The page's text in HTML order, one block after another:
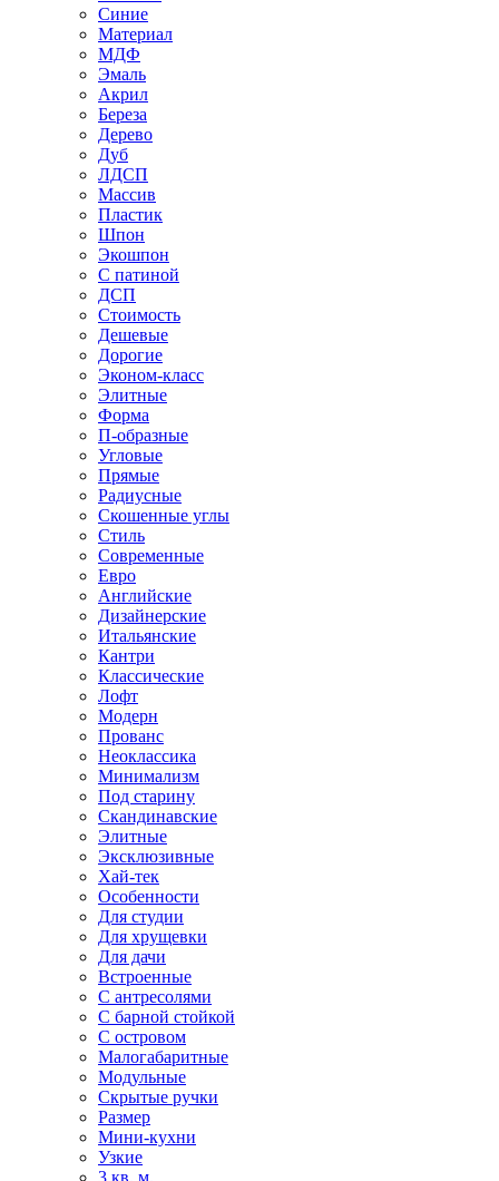
Синие
Материал
МДФ
Эмаль
Акрил
Береза
Дерево
Дуб
ЛДСП
Массив
Пластик
Шпон
Экошпон
С патиной
ДСП
Стоимость
Дешевые
Дорогие
Эконом-класс
Элитные
Форма
П-образные
Угловые
Прямые
Радиусные
Скошенные углы
Стиль
Современные
Евро
Английские
Дизайнерские
Итальянские
Кантри
Классические
Лофт
Модерн
Прованс
Неоклассика
Минимализм
Под старину
Скандинавские
Элитные
Эксклюзивные
Хай-тек
Особенности
Для студии
Для хрущевки
Для дачи
Встроенные
С антресолями
С барной стойкой
С островом
Малогабаритные
Модульные
Скрытые ручки
Размер
Мини-кухни
Узкие
3 кв. м.